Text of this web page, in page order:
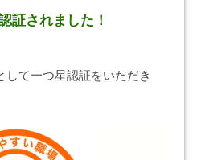
証されました！
して一つ星認証をいただき